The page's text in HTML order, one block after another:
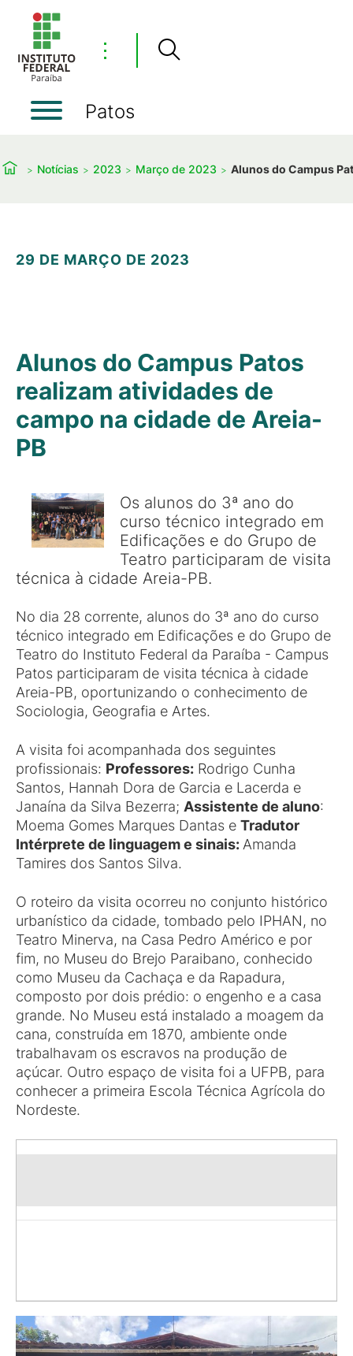
⋮
Patos
Notícias 2023 Março de 2023 Alunos do Campus
29 DE MARÇO DE 2023
Alunos do Campus Patos
realizam atividades de
campo na cidade de Areia-
PB
Os alunos do 3ª ano do
curso técnico integrado em
Edificações e do Grupo de
Teatro participaram de visita
técnica à cidade Areia-PB.
No dia 28 corrente, alunos do 3ª ano do curso
técnico integrado em Edificações e do Grupo de
Teatro do Instituto Federal da Paraíba - Campus
Patos participaram de visita técnica à cidade
Areia-PB, oportunizando o conhecimento de
Sociologia, Geografia e Artes.
A visita foi acompanhada dos seguintes
profissionais: Professores: Rodrigo Cunha
Santos, Hannah Dora de Garcia e Lacerda e
Janaína da Silva Bezerra; Assistente de aluno:
Moema Gomes Marques Dantas e Tradutor
Intérprete de linguagem e sinais: Amanda
Tamires dos Santos Silva.
O roteiro da visita ocorreu no conjunto histórico
urbanístico da cidade, tombado pelo IPHAN, no
Teatro Minerva, na Casa Pedro Américo e por
fim, no Museu do Brejo Paraibano, conhecido
como Museu da Cachaça e da Rapadura,
composto por dois prédio: o engenho e a casa
grande. No Museu está instalado a moagem da
cana, construída em 1870, ambiente onde
trabalhavam os escravos na produção de
açúcar. Outro espaço de visita foi a UFPB, para
conhecer a primeira Escola Técnica Agrícola do
Nordeste.